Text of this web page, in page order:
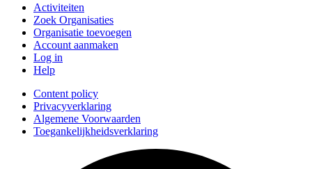
Activiteiten
Zoek Organisaties
Organisatie toevoegen
Account aanmaken
Log in
Help
Content policy
Privacyverklaring
Algemene Voorwaarden
Toegankelijkheidsverklaring